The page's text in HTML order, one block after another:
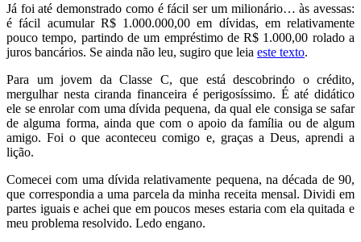
Já foi até demonstrado como é fácil ser um milionário… às avessas:
é fácil acumular R$ 1.000.000,00 em dívidas, em relativamente
pouco tempo, partindo de um empréstimo de R$ 1.000,00 rolado a
juros bancários. Se ainda não leu, sugiro que leia este texto.
Para um jovem da Classe C, que está descobrindo o crédito,
mergulhar nesta ciranda financeira é perigosíssimo. É até didático
ele se enrolar com uma dívida pequena, da qual ele consiga se safar
de alguma forma, ainda que com o apoio da família ou de algum
amigo. Foi o que aconteceu comigo e, graças a Deus, aprendi a
lição.
Comecei com uma dívida relativamente pequena, na década de 90,
que correspondia a uma parcela da minha receita mensal. Dividi em
partes iguais e achei que em poucos meses estaria com ela quitada e
meu problema resolvido. Ledo engano.